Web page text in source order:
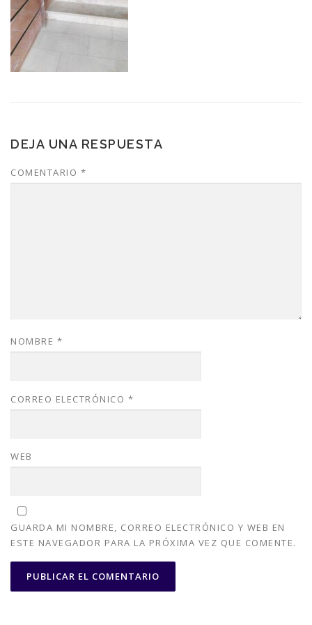
DEJA UNA RESPUESTA
COMENTARIO *
NOMBRE *
CORREO ELECTRÓNICO *
WEB
GUARDA MI NOMBRE, CORREO ELECTRÓNICO Y WEB EN
ESTE NAVEGADOR PARA LA PRÓXIMA VEZ QUE COMENTE.